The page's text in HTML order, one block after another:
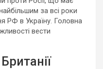
за всі роки
РФ в Україну. Головна
вести